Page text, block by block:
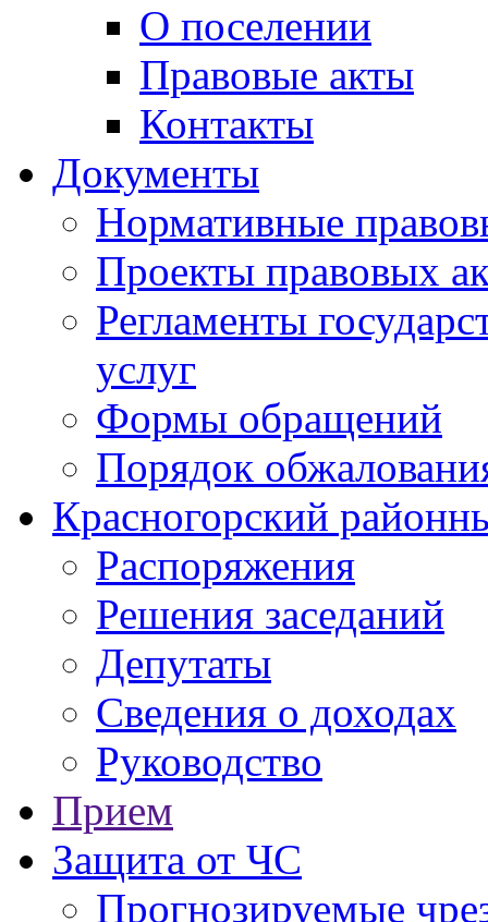
О поселении
Правовые акты
Контакты
Документы
Нормативные
Проекты правовых
Регламенты
услуг
Формы обращений
Порядок
Красногорский
Распоряжения
Решения заседаний
Депутаты
Сведения о доходах
Руководство
Прием
Защита от ЧС
Прогнозируемые